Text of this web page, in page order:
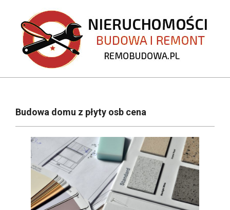
content
REMOBUDOWA.PL
NavigationBudowa domu z płyty osb cena